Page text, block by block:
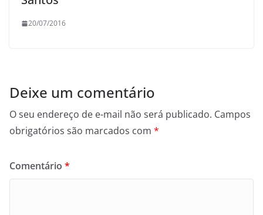
20/07/2016
Deixe um comentário
O seu endereço de e-mail não será publicado. Campos
obrigatórios são marcados com *
Comentário *